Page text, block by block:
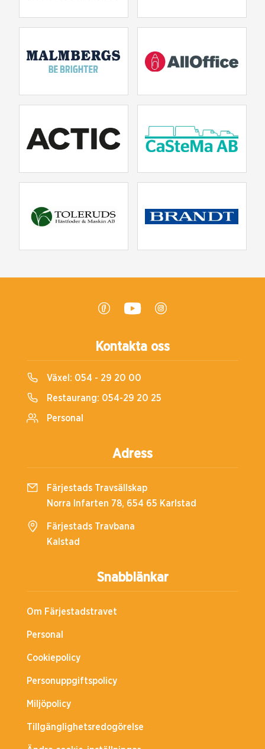
Snabblänkar
Om Färjestadstravet
Personal
Cookiepolicy
Personuppgiftspolicy
Miljöpolicy
Tillgänglighetsredogörelse
Kontakta oss
Växel: 054 - 29 20 00
Restaurang: 054-29 20 25
Personal
Adress
Färjestads Travsällskap
Norra Infarten 78, 654 65 Karlstad
Färjestads Travbana
Kalstad